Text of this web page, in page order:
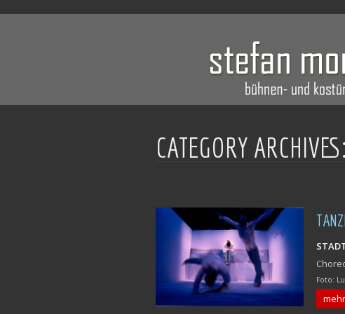
CATEGORY ARCHIVES:
Foto: